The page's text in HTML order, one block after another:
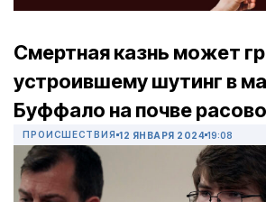
Смертная казнь может
устроившему шутинг в
Буффало на почве
ПРОИСШЕСТВИЯ 12 ЯНВАРЯ 2024 19:08